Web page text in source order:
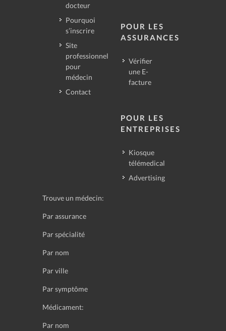
docteur
Pourquoi
s’inscrire
Site
professionnel
pour
médecin
Contact
POUR LES
ASSURANCES
Vérifier
une E-
facture
POUR LES
ENTREPRISES
Kiosque
télémedical
Advertising
Trouve un médecin:
Par assurance
Par spécialité
Par nom
Par ville
Par symptôme
Médicament:
Par nom